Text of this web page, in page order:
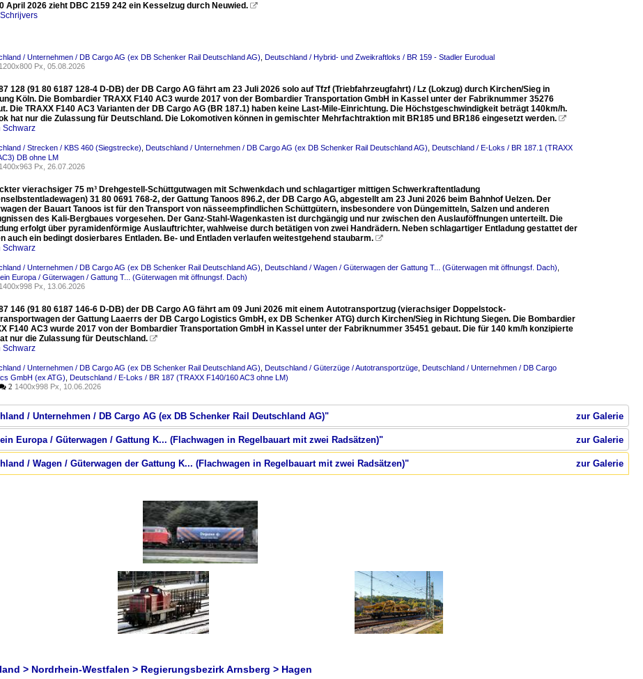
April 2026 zieht DBC 2159 242 ein Kesselzug durch Neuwied. 
/ Unternehmen / DB Cargo AG (ex DB Schenker Rail Deutschland AG) Deutschland / Hybrid- und Zweikraftloks / BR 159 - Stadler Eurodual
1200x800 Px, 05.08.2026
128 (91 80 6187 128-4 D-DB) der DB Cargo AG fährt am 23 Juli 2026 solo auf Tfzf (Triebfahrzeugfahrt) / Lz (Lokzug) durch Kirchen/Sieg in
Köln. Die Bombardier TRAXX F140 AC3 wurde 2017 von der Bombardier Transportation GmbH in Kassel unter der Fabriknummer 35276
Die TRAXX F140 AC3 Varianten der DB Cargo AG (BR 187.1) haben keine Last-Mile-Einrichtung. Die Höchstgeschwindigkeit beträgt 140km/h.
hat nur die Zulassung für Deutschland. Die Lokomotiven können in gemischter Mehrfachtraktion mit BR185 und BR186 eingesetzt werden. 
Schwarz
/ Strecken / KBS 460 (Siegstrecke) Deutschland / Unternehmen / DB Cargo AG (ex DB Schenker Rail Deutschland AG) Deutschland / E-Loks / BR 187.1 (TRAXX
DB ohne LM
1400x963 Px, 26.07.2026
vierachsiger 75 m³ Drehgestell-Schüttgutwagen mit Schwenkdach und schlagartiger mittigen Schwerkraftentladung
31 80 0691 768-2, der Gattung Tanoos 896.2, der DB Cargo AG, abgestellt am 23 Juni 2026 beim Bahnhof Uelzen. Der
der Bauart Tanoos ist für den Transport von nässeempfindlichen Schüttgütern, insbesondere von Düngemitteln, Salzen und anderen
des Kali-Bergbaues vorgesehen. Der Ganz-Stahl-Wagenkasten ist durchgängig und nur zwischen den Auslauföffnungen unterteilt. Die
erfolgt über pyramidenförmige Auslauftrichter, wahlweise durch betätigen von zwei Handrädern. Neben schlagartiger Entladung gestattet der
auch ein bedingt dosierbares Entladen. Be- und Entladen verlaufen weitestgehend staubarm. 
Schwarz
/ Unternehmen / DB Cargo AG (ex DB Schenker Rail Deutschland AG) Deutschland / Wagen / Güterwagen der Gattung T... (Güterwagen mit öffnungsf. Dach)
Europa / Güterwagen / Gattung T... (Güterwagen mit öffnungsf. Dach)
1400x998 Px, 13.06.2026
146 (91 80 6187 146-6 D-DB) der DB Cargo AG fährt am 09 Juni 2026 mit einem Autotransportzug (vierachsiger Doppelstock-
der Gattung Laaerrs der DB Cargo Logistics GmbH, ex DB Schenker ATG) durch Kirchen/Sieg in Richtung Siegen. Die Bombardier
F140 AC3 wurde 2017 von der Bombardier Transportation GmbH in Kassel unter der Fabriknummer 35451 gebaut. Die für 140 km/h konzipierte
nur die Zulassung für Deutschland. 
Schwarz
/ Unternehmen / DB Cargo AG (ex DB Schenker Rail Deutschland AG) Deutschland / Güterzüge / Autotransportzüge Deutschland / Unternehmen / DB Cargo
GmbH (ex ATG) Deutschland / E-Loks / BR 187 (TRAXX F140/160 AC3 ohne LM)
2 1400x998 Px, 10.06.2026
zur Galerie
/ Unternehmen / DB Cargo AG (ex DB Schenker Rail Deutschland AG)"
zur Galerie
Europa / Güterwagen / Gattung K... (Flachwagen in Regelbauart mit zwei Radsätzen)"
zur Galerie
/ Wagen / Güterwagen der Gattung K... (Flachwagen in Regelbauart mit zwei Radsätzen)"
> Nordrhein-Westfalen > Regierungsbezirk Arnsberg > Hagen